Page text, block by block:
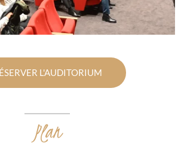
L'AUDITORIUM
Plan